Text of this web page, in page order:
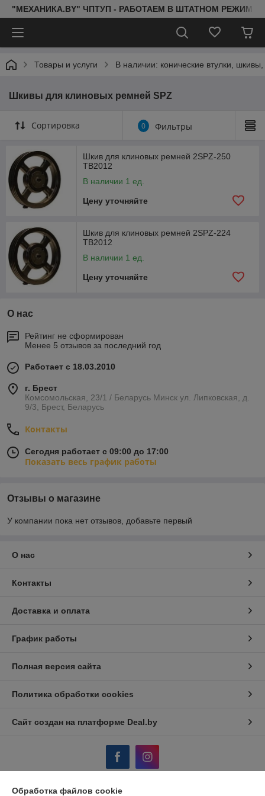
"МЕХАНИКА.BY" ЧПТУП - РАБОТАЕМ В ШТАТНОМ РЕЖИМЕ
Товары и услуги В наличии: конические втулки,
Шкивы для клиновых ремней SPZ
Сортировка 0 Фильтры
Шкив для клиновых ремней 2SPZ-250
TB2012
В наличии 1 ед.
Цену уточняйте
Шкив для клиновых ремней 2SPZ-224
TB2012
В наличии 1 ед.
Цену уточняйте
О нас
Рейтинг не сформирован
Менее 5 отзывов за последний год
Работает с 18.03.2010
г. Брест
Комсомольская, 23/1 / Беларусь Минск ул. Липковская, д.
9/3, Брест, Беларусь
Контакты
Сегодня работает с 09:00 до 17:00
Показать весь график работы
Отзывы о магазине
У компании пока нет отзывов, добавьте первый
О нас
Контакты
Доставка и оплата
График работы
Полная версия сайта
Политика обработки cookies
Сайт создан на платформе Deal.by
Обработка файлов cookie